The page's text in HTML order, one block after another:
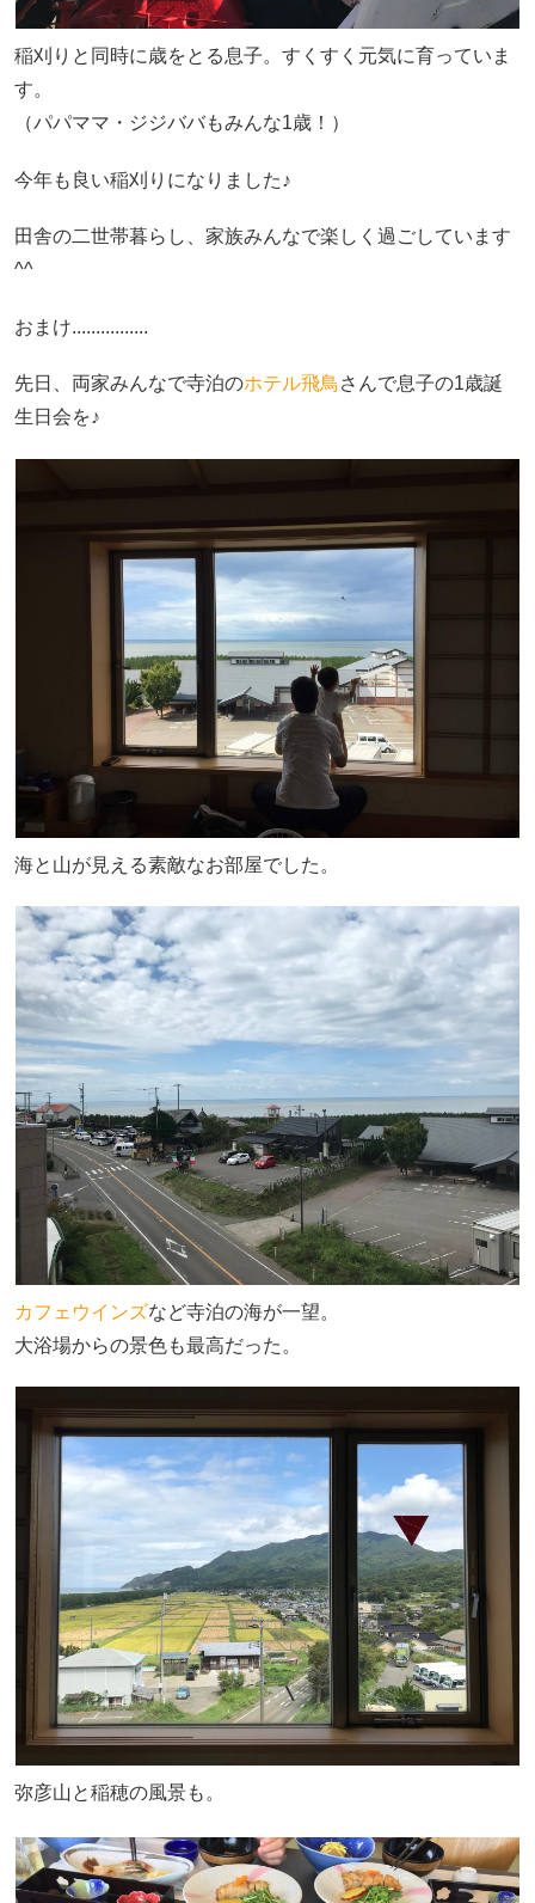
稲刈りと同時に歳をとる息子。すくすく元気に育っていま
す。
（パパママ・ジジババもみんな1歳！）
今年も良い稲刈りになりました♪
田舎の二世帯暮らし、家族みんなで楽しく過ごしています
^^
おまけ................
先日、両家みんなで寺泊のホテル飛鳥さんで息子の1歳誕
生日会を♪
海と山が見える素敵なお部屋でした。
カフェウインズなど寺泊の海が一望。
大浴場からの景色も最高だった。
弥彦山と稲穂の風景も。